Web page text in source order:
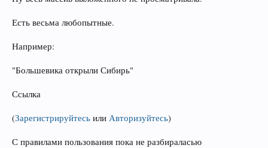
Есть весьма любопытные.
Например:
"Большевика открыли Сибирь"
Ссылка
(Зарегистрируйтесь или Авторизуйтесь)
С правилами пользования пока не разбираласью